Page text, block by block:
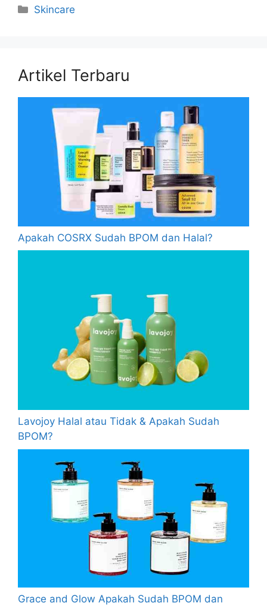
Kategori
Skincare
Artikel Terbaru
Apakah COSRX Sudah BPOM dan Halal?
Lavojoy Halal atau Tidak & Apakah Sudah
BPOM?
Grace and Glow Apakah Sudah BPOM dan